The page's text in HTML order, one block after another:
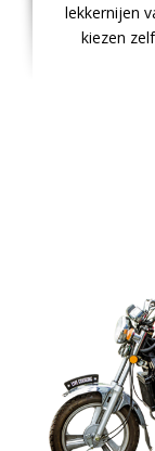
lekkernijen
kiezen